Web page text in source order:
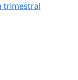
trimestral